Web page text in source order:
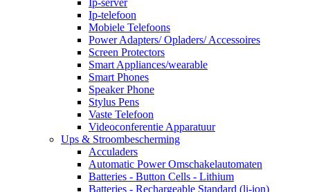
Ip-telefoon
Mobiele Telefoons
Power Adapters/ Opladers/ Accessoires
Screen Protectors
Smart Appliances/wearable
Smart Phones
Speaker Phone
Stylus Pens
Vaste Telefoon
Videoconferentie Apparatuur
Ups & Stroombescherming
Acculaders
Automatic Power Omschakelautomaten
Batteries - Button Cells - Lithium
Batteries - Rechargeable Standard (li-ion)